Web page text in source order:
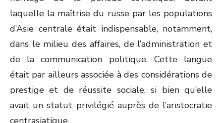
laquelle la maîtrise du russe par les populations
d’Asie centrale était indispensable, notamment,
dans le milieu des affaires, de l’administration et
de la communication politique. Cette langue
était par ailleurs associée à des considérations de
prestige et de réussite sociale, si bien qu’elle
avait un statut privilégié auprès de l’aristocratie
centrasiatique.